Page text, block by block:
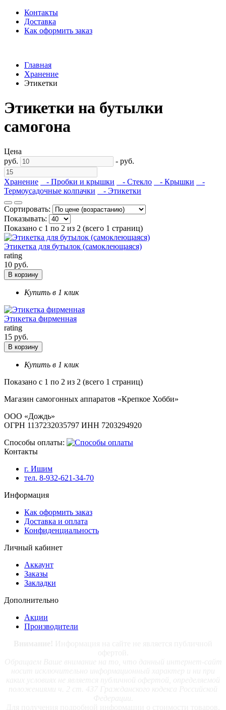
Контакты
Доставка
Как оформить заказ
Главная
Хранение
Этикетки
Этикетки на бутылки
самогона
Цена
руб.
- руб.
Хранение - Пробки и крышки - Стекло - Крышки
-
Термоусадочные колпачки
- Этикетки
Сортировать:
Показывать:
Показано с 1 по 2 из 2 (всего 1 страниц)
Этикетка для бутылок (самоклеющаяся)
rating
10 руб.
В корзину
Купить в 1 клик
Этикетка фирменная
rating
15 руб.
В корзину
Купить в 1 клик
Показано с 1 по 2 из 2 (всего 1 страниц)
Магазин самогонных аппаратов «Крепкое Хобби»
ООО «Дождь»
ОГРН 1137232035797 ИНН 7203294920
Способы оплаты:
Контакты
г. Ишим
тел. 8-932-621-34-70
Информация
Как оформить заказ
Доставка и оплата
Конфиденциальность
Личный кабинет
Аккаунт
Заказы
Закладки
Дополнительно
Акции
Производители